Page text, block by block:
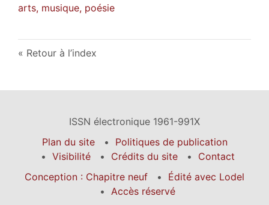
arts, musique, poésie
Retour à l’index
ISSN électronique 1961-991X
Plan du site
Politiques de publication
Visibilité
Crédits du site
Contact
Conception : Chapitre neuf
Édité avec Lodel
Accès réservé